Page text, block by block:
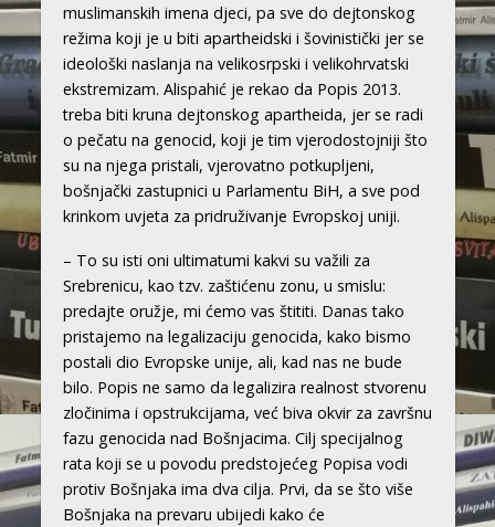
muslimanskih imena djeci, pa sve do dejtonskog
režima koji je u biti apartheidski i šovinistički jer se
ideološki naslanja na velikosrpski i velikohrvatski
ekstremizam. Alispahić je rekao da Popis 2013.
treba biti kruna dejtonskog apartheida, jer se radi
o pečatu na genocid, koji je tim vjerodostojniji što
su na njega pristali, vjerovatno potkupljeni,
bošnjački zastupnici u Parlamentu BiH, a sve pod
krinkom uvjeta za pridruživanje Evropskoj uniji.
– To su isti oni ultimatumi kakvi su važili za
Srebrenicu, kao tzv. zaštićenu zonu, u smislu:
predajte oružje, mi ćemo vas štititi. Danas tako
pristajemo na legalizaciju genocida, kako bismo
postali dio Evropske unije, ali, kad nas ne bude
bilo. Popis ne samo da legalizira realnost stvorenu
zločinima i opstrukcijama, već biva okvir za završnu
fazu genocida nad Bošnjacima. Cilj specijalnog
rata koji se u povodu predstojećeg Popisa vodi
protiv Bošnjaka ima dva cilja. Prvi, da se što više
Bošnjaka na prevaru ubijedi kako će